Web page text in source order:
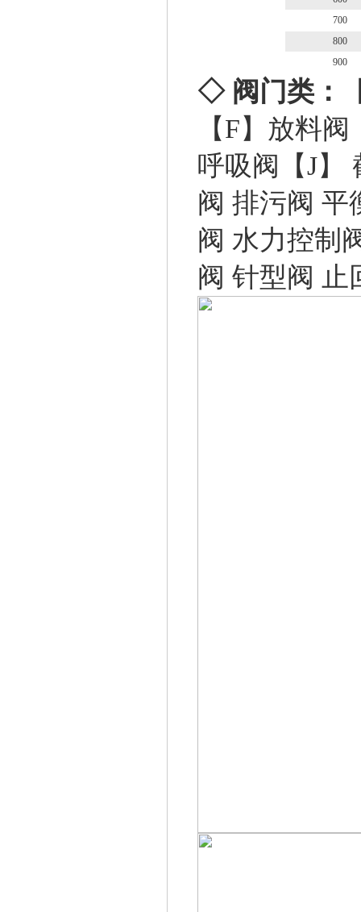
700
800
900
◇ 阀门类：
【F】 放料阀
呼吸阀
【J】
阀 排污阀 平
阀 水力控制
阀 针型阀 止